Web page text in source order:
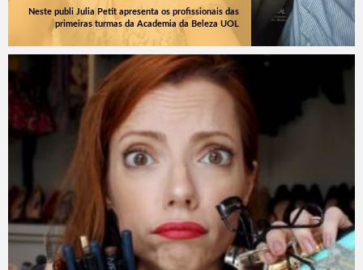
Neste publi Julia Petit apresenta os profissionais das
primeiras turmas da Academia da Beleza UOL